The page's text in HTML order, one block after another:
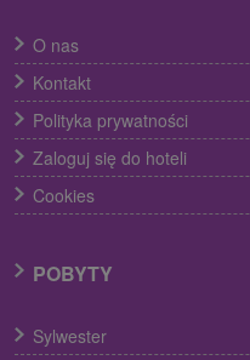
O nas
Kontakt
Polityka prywatności
Zaloguj się do hoteli
Cookies
POBYTY
Sylwester